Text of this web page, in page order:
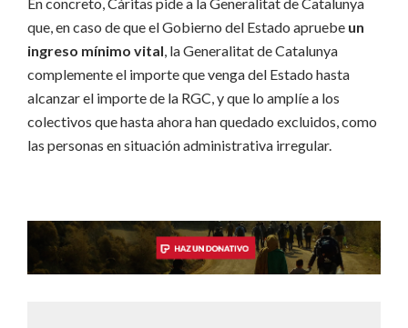
que, en caso de que el Gobierno del Estado apruebe un
ingreso mínimo vital, la Generalitat de Catalunya
complemente el importe que venga del Estado hasta
alcanzar el importe de la RGC, y que lo amplíe a los
colectivos que hasta ahora han quedado excluidos, como
las personas en situación administrativa irregular.